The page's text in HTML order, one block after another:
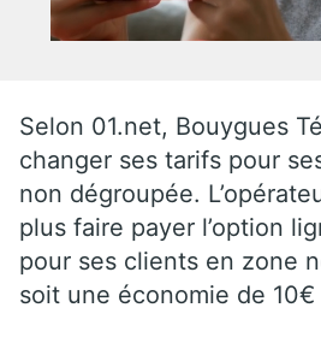
Selon 01.net, Bouygues
changer ses tarifs pour
non dégroupée.
plus faire payer l’option
pour ses clients en zone
soit une économie de 10€